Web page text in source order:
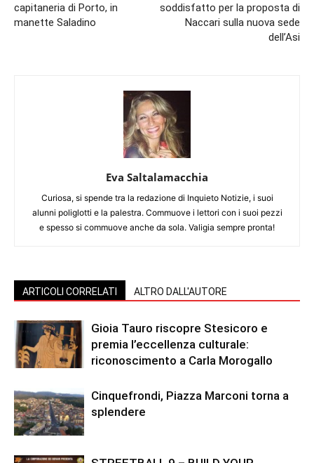
capitaneria di Porto, in
manette Saladino
soddisfatto per la proposta di
Naccari sulla nuova sede
dell’Asi
Eva Saltalamacchia
Curiosa, si spende tra la redazione di Inquieto Notizie, i suoi
alunni poliglotti e la palestra. Commuove i lettori con i suoi pezzi
e spesso si commuove anche da sola. Valigia sempre pronta!
ARTICOLI CORRELATI ALTRO DALL'AUTORE
Gioia Tauro riscopre Stesicoro e
premia l’eccellenza culturale:
riconoscimento a Carla Morogallo
Cinquefrondi, Piazza Marconi torna a
splendere